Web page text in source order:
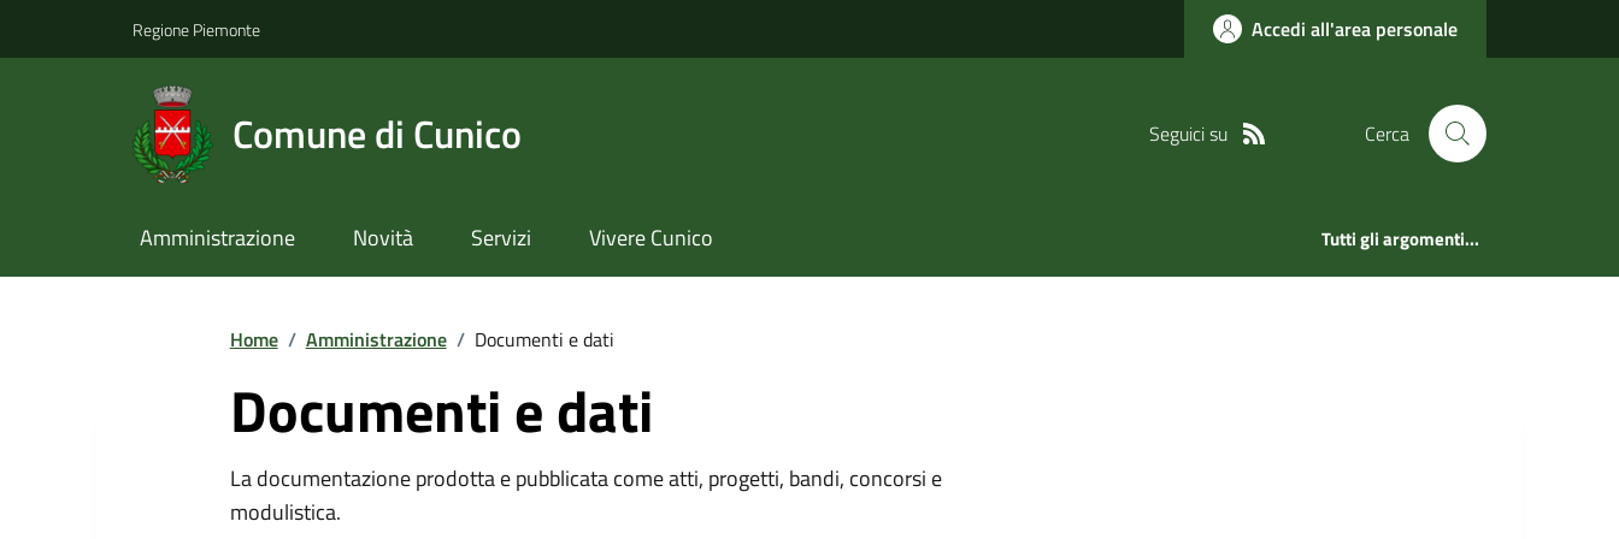
Regione Piemonte Accedi all'area personale
Comune di Cunico Seguici su Cerca
Amministrazione Novità Servizi Vivere Cunico Tutti gli argomenti...
Home / Amministrazione / Documenti e dati
Documenti e dati
La documentazione prodotta e pubblicata come atti, progetti, bandi, concorsi e
modulistica.